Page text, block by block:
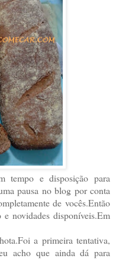
tempo e disposição para
pausa no blog por conta
de vocês.Então
novidades disponíveis.Em
a primeira tentativa,
acho que ainda dá para